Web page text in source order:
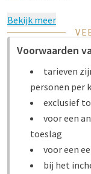
Bekijk meer
Voorwaarden
tarieven
personen per
exclusief
voor een
toeslag
voor een
bij het